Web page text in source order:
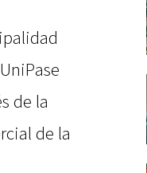
de la
de la